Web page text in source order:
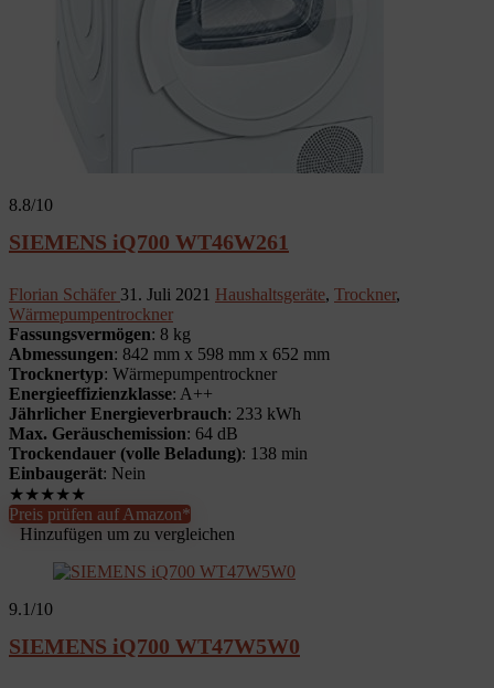
8.8/10
SIEMENS iQ700 WT46W261
Florian Schäfer 31. Juli 2021 Haushaltsgeräte, Trockner,
Wärmepumpentrockner
Fassungsvermögen: 8 kg
Abmessungen: 842 mm x 598 mm x 652 mm
Trocknertyp: Wärmepumpentrockner
Energieeffizienzklasse: A++
Jährlicher Energieverbrauch: 233 kWh
Max. Geräuschemission: 64 dB
Trockendauer (volle Beladung): 138 min
Einbaugerät: Nein
★★★★★
Preis prüfen auf Amazon*
Hinzufügen um zu vergleichen
9.1/10
SIEMENS iQ700 WT47W5W0